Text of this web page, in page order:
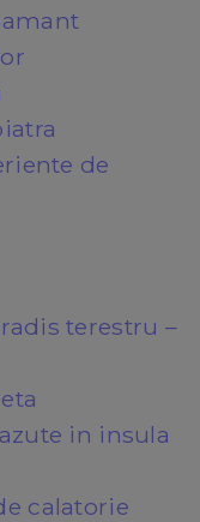
de
terestru –
in insula
calatorie